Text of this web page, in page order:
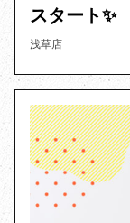
スタート✨️
浅草店